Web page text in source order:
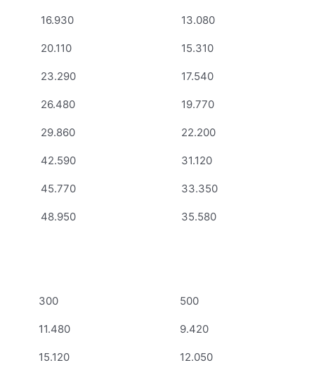
16.930 13.080
20.110 15.310
23.290 17.540
26.480 19.770
29.860 22.200
42.590 31.120
45.770 33.350
48.950 35.580
300 500
11.480 9.420
15.120 12.050